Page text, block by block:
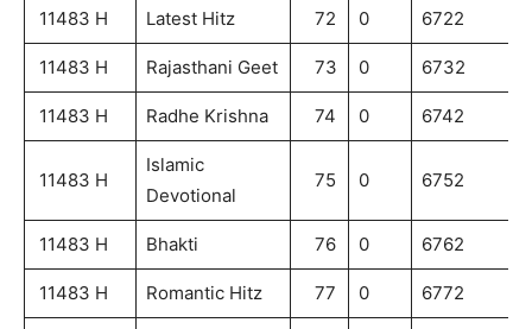
11483 H Latest Hitz 72 0 6722
11483 H Rajasthani Geet 73 0 6732
11483 H Radhe Krishna 74 0 6742
11483 H
Islamic
Devotional
75 0 6752
11483 H Bhakti 76 0 6762
11483 H Romantic Hitz 77 0 6772